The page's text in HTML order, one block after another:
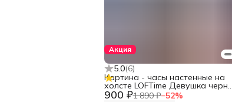
Акция
5.0(6)
900 ₽1 890 ₽−52%
Картина - часы настенные на
холсте LOFTime Девушка черн
зол Ч-656-3555